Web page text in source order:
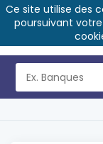
Ce site utilise des
poursuivant